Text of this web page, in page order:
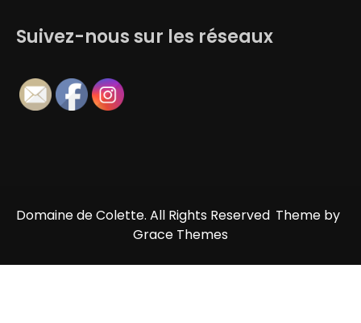
Suivez-nous sur les réseaux
Domaine de Colette. All Rights Reserved Theme by
Grace Themes